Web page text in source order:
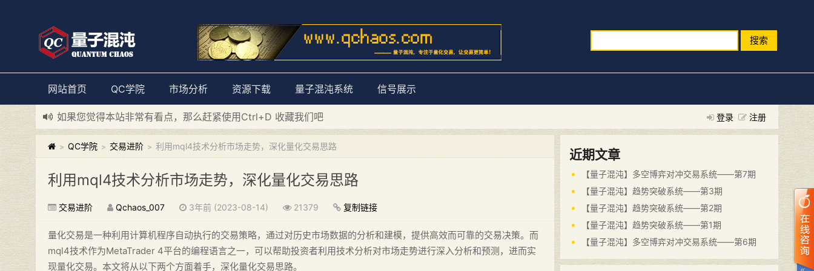
搜索
网站首页 QC学院 市场分析 资源下载 量子混沌系统 信号展示
登录 注册
如果您觉得本站非常有看点，那么赶紧使用Ctrl+D 收藏我们吧
新添加量子混沌系统板块，欢迎大家访问！---“量子混沌系统”
> QC学院 > 交易进阶 > 利用mql4技术分析市场走势，深化量化交易思路
利用mql4技术分析市场走势，深化量化交易思路
交易进阶 Qchaos_007 3年前 (2023-08-14) 21379 复制链接
量化交易是一种利用计算机程序自动执行的交易策略，通过对历史市场数据的分析和建模，提供高效而可靠的交易决策。而
mql4技术作为MetaTrader 4平台的编程语言之一，可以帮助投资者利用技术分析对市场走势进行深入分析和预测，进而实
现量化交易。本文将从以下两个方面着手，深化量化交易思路。
近期文章
【量子混沌】多空博弈对冲交易系统——第7期
【量子混沌】趋势突破系统——第3期
【量子混沌】趋势突破系统——第2期
【量子混沌】趋势突破系统——第1期
【量子混沌】多空博弈对冲交易系统——第6期